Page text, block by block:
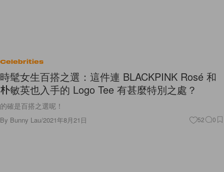
Celebrities
時髦女生百搭之選：這件連 BLACKPINK Rosé 和
朴敏英也入手的 Logo Tee 有甚麼特別之處？
的確是百搭之選呢！
By Bunny Lau/2021年8月21日 52 0